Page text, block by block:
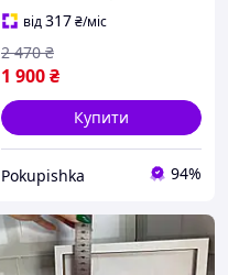
від317₴/міс
1 900₴
2 470 ₴
Купити
Pokupishka 94%